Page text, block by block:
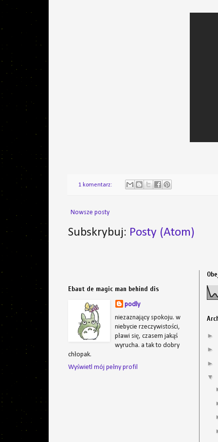
1 komentarz:
Nowsze posty
Subskrybuj: Posty (Atom)
Ebaut de magic man behind dis
podly
niezaznający spokoju. w
niebycie rzeczywistości,
pławi się, czasem jakąś
wyrucha. a tak to dobry
chłopak.
Wyświetl mój pełny profil
►
►
►
▼